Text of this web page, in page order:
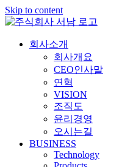
Skip to content
회사소개
회사개요
CEO인사말
연혁
VISION
조직도
윤리경영
오시는길
BUSINESS
Technology